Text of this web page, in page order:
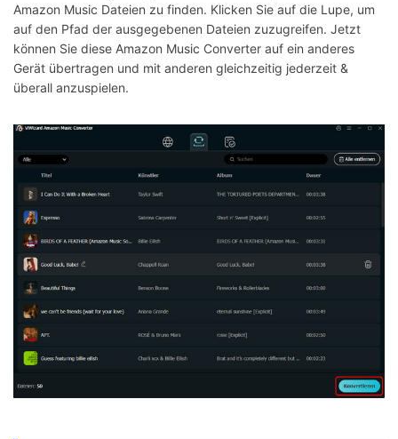
Amazon Music Dateien zu finden. Klicken Sie auf die Lupe, um
auf den Pfad der ausgegebenen Dateien zuzugreifen. Jetzt
können Sie diese Amazon Music Converter auf ein anderes
Gerät übertragen und mit anderen gleichzeitig jederzeit &
überall anzuspielen.